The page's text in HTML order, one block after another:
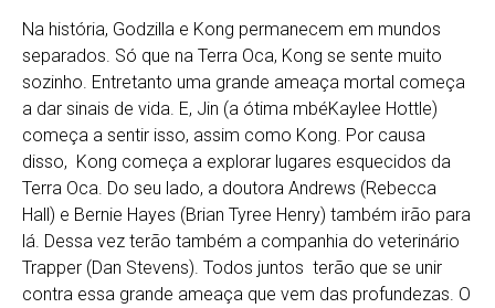
Na história, Godzilla e Kong permanecem em mundos
separados. Só que na Terra Oca, Kong se sente muito
sozinho. Entretanto uma grande ameaça mortal começa
a dar sinais de vida. E, Jin (a ótima mbéKaylee Hottle)
começa a sentir isso, assim como Kong. Por causa
disso, Kong começa a explorar lugares esquecidos da
Terra Oca. Do seu lado, a doutora Andrews (Rebecca
Hall) e Bernie Hayes (Brian Tyree Henry) também irão para
lá. Dessa vez terão também a companhia do veterinário
Trapper (Dan Stevens). Todos juntos terão que se unir
contra essa grande ameaça que vem das profundezas. O